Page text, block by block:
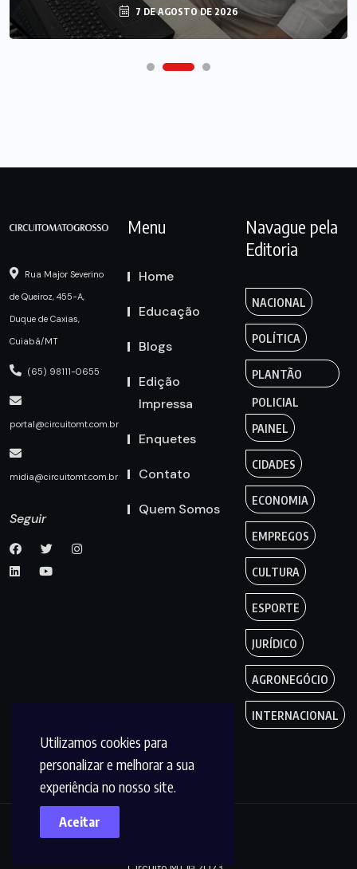
Utilizamos cookies para
personalizar e melhorar a sua
experiência no nosso site.
Aceitar
7 DE AGOSTO DE 2026
Rua Major Severino
de Queiroz, 455-A,
Duque de Caxias,
Cuiabá/MT
(65) 98111-0655
portal@circuitomt.com.br
midia@circuitomt.com.br
Seguir
Menu
Home
Educação
Blogs
Edição
Impressa
Enquetes
Contato
Quem Somos
Navague pela
Editoria
NACIONAL
POLÍTICA
PLANTÃO
POLICIAL
PAINEL
CIDADES
ECONOMIA
EMPREGOS
CULTURA
ESPORTE
JURÍDICO
AGRONEGÓCIO
INTERNACIONAL